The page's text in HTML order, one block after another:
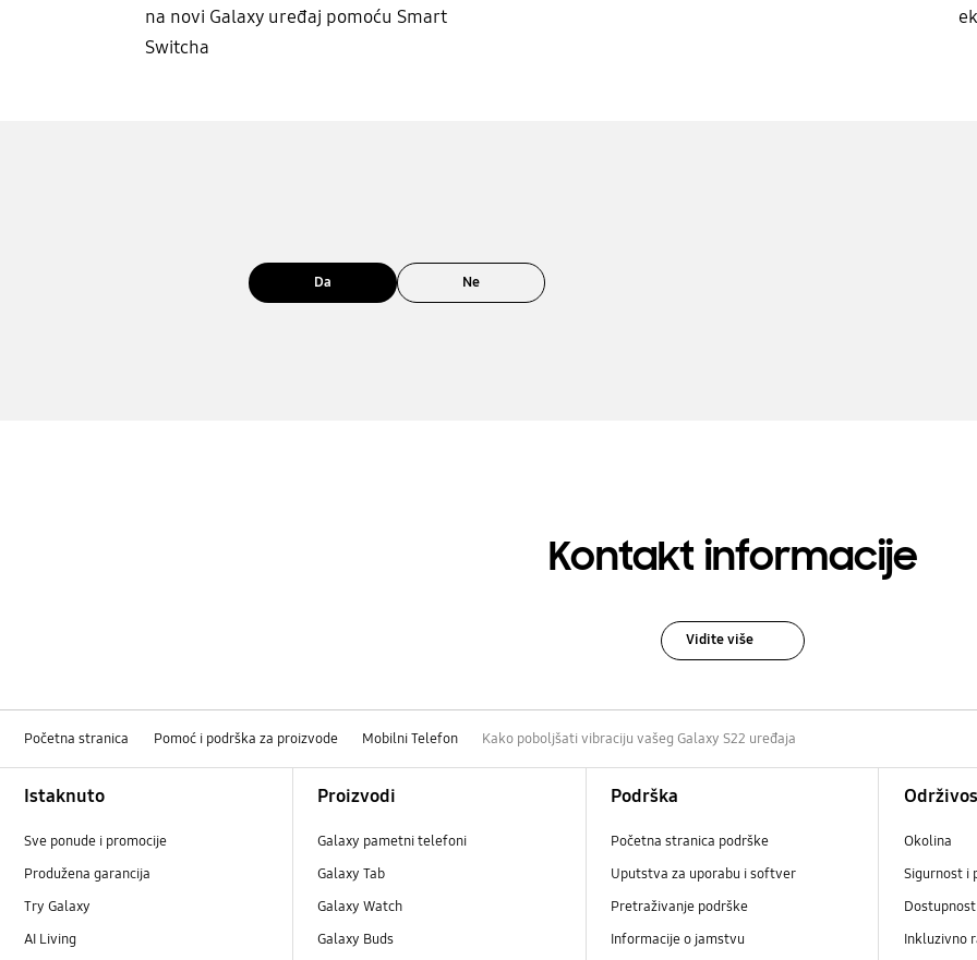
na novi Galaxy uređaj pomoću Smart
Switcha
Da Ne
Kontakt informacije
Vidite više
Početna stranica Pomoć i podrška za proizvode Mobilni Telefon Kako poboljšati vibraciju vašeg Galaxy S22 uređaja
Istaknuto
Sve ponude i promocije
Produžena garancija
Try Galaxy
AI Living
Proizvodi
Galaxy pametni telefoni
Galaxy Tab
Galaxy Watch
Galaxy Buds
Podrška
Početna stranica podrške
Uputstva za uporabu i softver
Pretraživanje podrške
Informacije o jamstvu
Okolina
Sigurnost i
Dostupnost
Inkluzivno